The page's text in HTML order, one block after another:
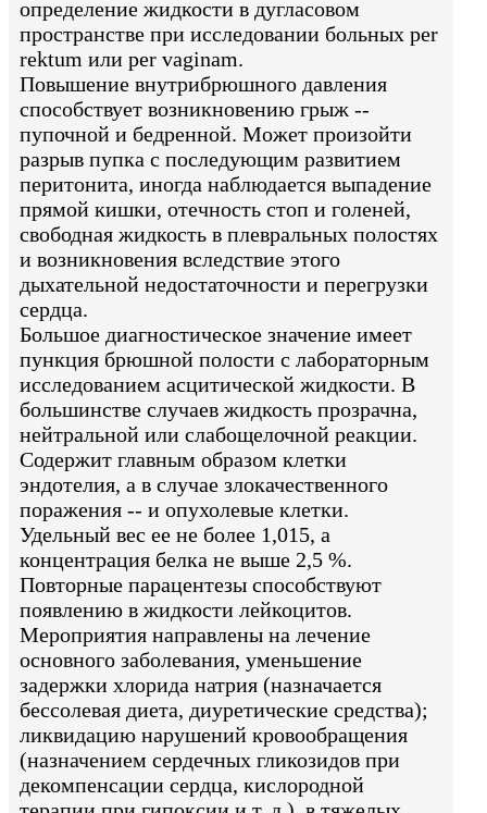
определение жидкости в дугласовом
пространстве при исследовании больных per
rektum или per vaginam.
Повышение внутрибрюшного давления
способствует возникновению грыж --
пупочной и бедренной. Может произойти
разрыв пупка с последующим развитием
перитонита, иногда наблюдается выпадение
прямой кишки, отечность стоп и голеней,
свободная жидкость в плевральных полостях
и возникновения вследствие этого
дыхательной недостаточности и перегрузки
сердца.
Большое диагностическое значение имеет
пункция брюшной полости с лабораторным
исследованием асцитической жидкости. В
большинстве случаев жидкость прозрачна,
нейтральной или слабощелочной реакции.
Содержит главным образом клетки
эндотелия, а в случае злокачественного
поражения -- и опухолевые клетки.
Удельный вес ее не более 1,015, а
концентрация белка не выше 2,5 %.
Повторные парацентезы способствуют
появлению в жидкости лейкоцитов.
Мероприятия направлены на лечение
основного заболевания, уменьшение
задержки хлорида натрия (назначается
бессолевая диета, диуретические средства);
ликвидацию нарушений кровообращения
(назначением сердечных гликозидов при
декомпенсации сердца, кислородной